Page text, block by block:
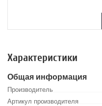
Характеристики
Общая информация
Производитель
Артикул производителя